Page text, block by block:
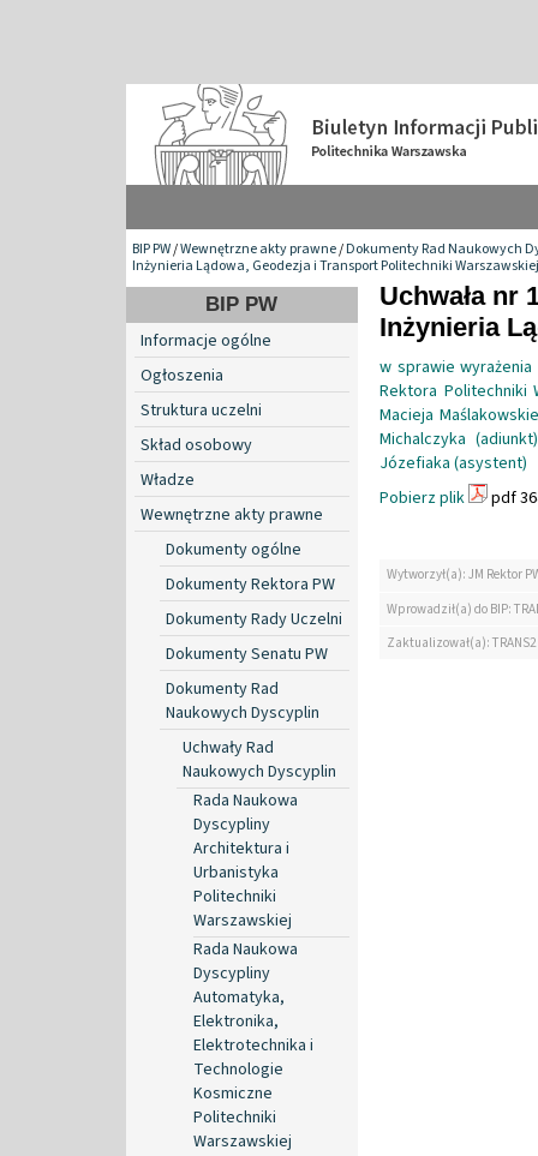
BIP PW/Wewnętrzne akty prawne/Dokumenty Rad Naukowych
Inżynieria Lądowa, Geodezja i Transport Politechniki Warszawskiej
BIP PW
Informacje ogólne
Ogłoszenia
Struktura uczelni
Skład osobowy
Władze
Wewnętrzne akty prawne
Dokumenty ogólne
Dokumenty Rektora PW
Dokumenty Rady Uczelni
Dokumenty Senatu PW
Dokumenty Rad
Naukowych Dyscyplin
Uchwały Rad
Naukowych Dyscyplin
Rada Naukowa
Dyscypliny
Architektura i
Urbanistyka
Politechniki
Warszawskiej
Rada Naukowa
Dyscypliny
Automatyka,
Elektronika,
Elektrotechnika i
Technologie
Kosmiczne
Politechniki
Warszawskiej
Uchwała nr
Inżynieria
w sprawie
Rektora Politechniki
Macieja
Michalczyka
Józefiaka (asystent)
Pobierz plik
pdf
Wytworzył(a): JM Rektor
Wprowadził(a) do BIP:
Zaktualizował(a):